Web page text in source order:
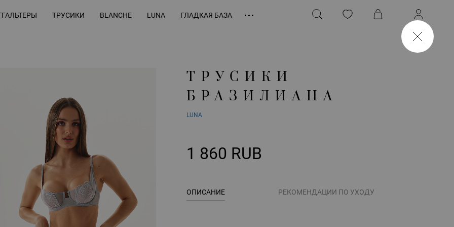
ТРУСИКИ BLANCHE LUNA ГЛАДКАЯ БАЗА
ТРУСИКИ
БРАЗИЛИАНА
LUNA
1 860 RUB
ОПИСАНИЕ РЕКОМЕНДАЦИИ ПО УХОДУ